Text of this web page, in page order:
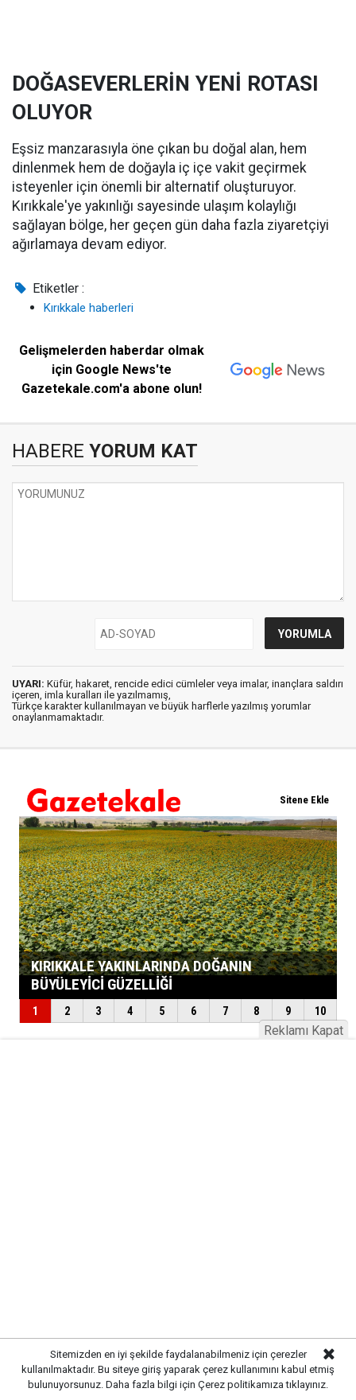
DOĞASEVERLERİN YENİ ROTASI
OLUYOR
Eşsiz manzarasıyla öne çıkan bu doğal alan, hem
dinlenmek hem de doğayla iç içe vakit geçirmek
isteyenler için önemli bir alternatif oluşturuyor.
Kırıkkale'ye yakınlığı sayesinde ulaşım kolaylığı
sağlayan bölge, her geçen gün daha fazla ziyaretçiyi
ağırlamaya devam ediyor.
Etiketler :
Kırıkkale haberleri
Gelişmelerden haberdar olmak
için Google News'te
Gazetekale.com'a abone olun!
HABERE YORUM KAT
UYARI: Küfür, hakaret, rencide edici cümleler veya imalar, inançlara saldırı
içeren, imla kuralları ile yazılmamış,
Türkçe karakter kullanılmayan ve büyük harflerle yazılmış yorumlar
onaylanmamaktadır.
Gazetekale.comHaber Merkezi
Sitemizden en iyi şekilde faydalanabilmeniz için çerezler
kullanılmaktadır. Bu siteye giriş yaparak çerez kullanımını kabul etmiş
bulunuyorsunuz. Daha fazla bilgi için Çerez politikamıza tıklayınız.
Reklamı Kapat